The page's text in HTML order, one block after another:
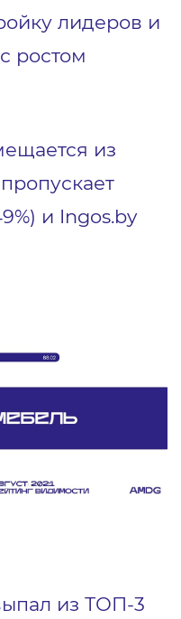
лидеров и
ростом
из
и Ingos.by
из ТОП-3